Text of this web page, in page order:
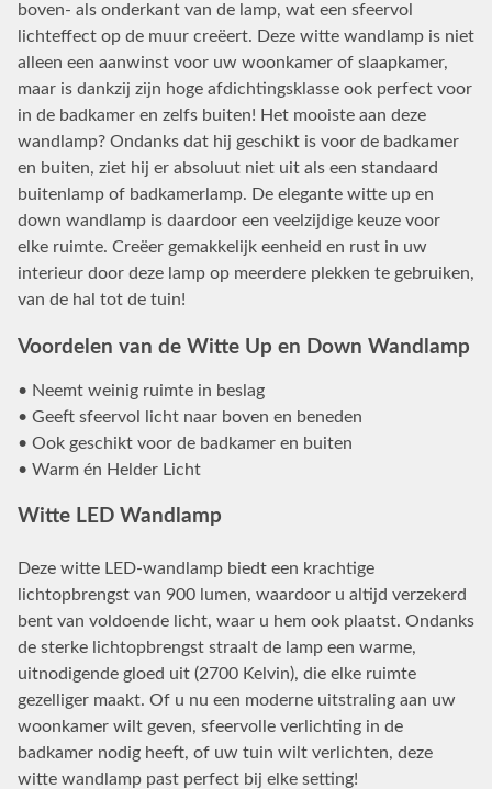
boven- als onderkant van de lamp, wat een sfeervol
lichteffect op de muur creëert. Deze witte wandlamp is niet
alleen een aanwinst voor uw woonkamer of slaapkamer,
maar is dankzij zijn hoge afdichtingsklasse ook perfect voor
in de badkamer en zelfs buiten! Het mooiste aan deze
wandlamp? Ondanks dat hij geschikt is voor de badkamer
en buiten, ziet hij er absoluut niet uit als een standaard
buitenlamp of badkamerlamp. De elegante witte up en
down wandlamp is daardoor een veelzijdige keuze voor
elke ruimte. Creëer gemakkelijk eenheid en rust in uw
interieur door deze lamp op meerdere plekken te gebruiken,
van de hal tot de tuin!
Voordelen van de Witte Up en Down Wandlamp
• Neemt weinig ruimte in beslag
• Geeft sfeervol licht naar boven en beneden
• Ook geschikt voor de badkamer en buiten
• Warm én Helder Licht
Witte LED Wandlamp
Deze witte LED-wandlamp biedt een krachtige
lichtopbrengst van 900 lumen, waardoor u altijd verzekerd
bent van voldoende licht, waar u hem ook plaatst. Ondanks
de sterke lichtopbrengst straalt de lamp een warme,
uitnodigende gloed uit (2700 Kelvin), die elke ruimte
gezelliger maakt. Of u nu een moderne uitstraling aan uw
woonkamer wilt geven, sfeervolle verlichting in de
badkamer nodig heeft, of uw tuin wilt verlichten, deze
witte wandlamp past perfect bij elke setting!